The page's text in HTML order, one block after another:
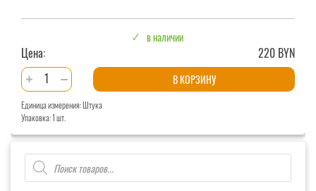
Поиск
товаров
в наличии
Цена:
220 BYN
Количество
товара
Зарядно-
предпусковое
устройство
Вымпел-57
В КОРЗИНУ
Единица измерения: Штука
Упаковка: 1 шт.